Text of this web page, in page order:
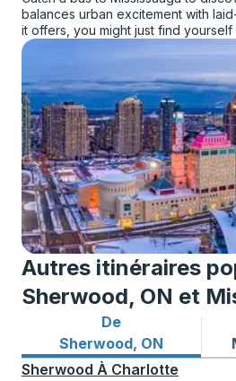
balances urban excitement with
it offers, you might just find
Autres itinéraires
Sherwood, ON et
De
Sherwood, ON
Itinéraires de bus depuis
Sherwood À Charlotte